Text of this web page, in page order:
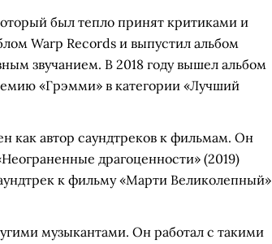
был тепло принят критиками и
Warp Records и выпустил альбом
звучанием. В 2018 году вышел альбом
«Грэмми» в категории «Лучший
как автор саундтреков к фильмам. Он
драгоценности» (2019)
к фильму «Марти Великолепный»
музыкантами. Он работал с такими